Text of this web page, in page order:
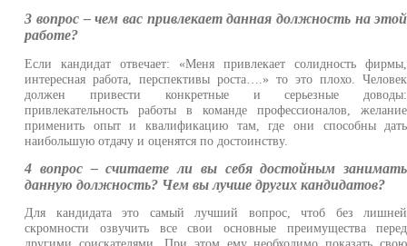
3 вопрос – чем вас привлекает данная должность на этой
работе?
Если кандидат отвечает: «Меня привлекает солидность фирмы,
интересная работа, перспективы роста….» то это плохо. Человек
должен привести конкретные и серьезные доводы:
привлекательность работы в команде профессионалов, желание
применить опыт и квалификацию там, где они способны дать
наибольшую отдачу и оценятся по достоинству.
4 вопрос – считаете ли вы себя достойным занимать
данную должность? Чем вы лучше других кандидатов?
Для кандидата это самый лучший вопрос, чтоб без лишней
скромности озвучить все свои основные преимущества перед